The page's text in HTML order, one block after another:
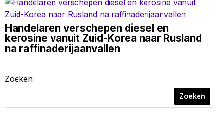
Handelaren verschepen diesel en
kerosine vanuit Zuid-Korea naar Rusland
na raffinaderijaanvallen
Zoeken
Zoeken